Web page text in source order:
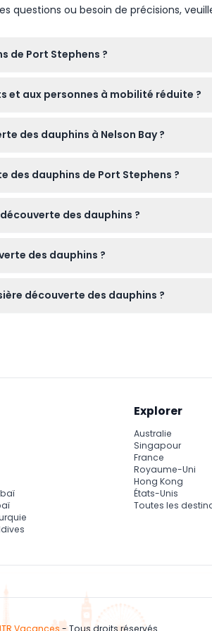
questions ou besoin de précisions,
de Port Stephens ?
sur le filet à l'arrière du bateau.
et aux personnes à mobilité réduite ?
ni aux fauteuils roulants.
des dauphins à Nelson Bay ?
dauphins de Port Stephens ?
en totalité. des dauphins ?
99 % pour observer plus de 160
des dauphins ?
découverte des dauphins ?
Explorer
Australie
Singapour
France
Royaume-Uni
Hong Kong
États-Unis
Toutes les